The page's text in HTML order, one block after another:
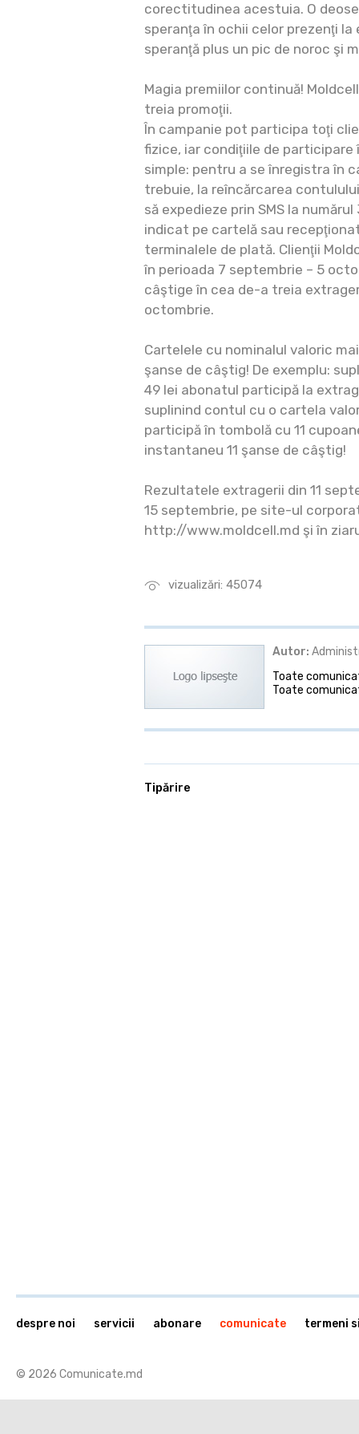
vizualizări: 45074
corectitudinea acestuia. O
speranţa în ochii celor prezenţi
speranţă plus un pic de noroc şi
Magia premiilor continuă!
treia promoţii.
În campanie pot participa toţi
fizice, iar condiţiile de
simple: рentru a se înregistra în
trebuie, la reîncărcarea contulului
să expedieze prin SMS la
indicat pe cartelă sau
terminalele de plată. Clienţii
în perioada 7 septembrie – 5
câştige în cea de-a treia
octombrie.
Cartelele cu nominalul valoric
şanse de câştig! De exemplu:
49 lei abonatul participă la
suplinind contul cu o cartela
participă în tombolă cu 11
instantaneu 11 şanse de câştig!
Rezultatele extragerii din 11
15 septembrie, pe site-ul
http://www.moldcell.md şi în
Autor:
Toate
Toate
Tipărire
© 2026 Comunicate.md
despre noi servicii abonare comunicate termeni